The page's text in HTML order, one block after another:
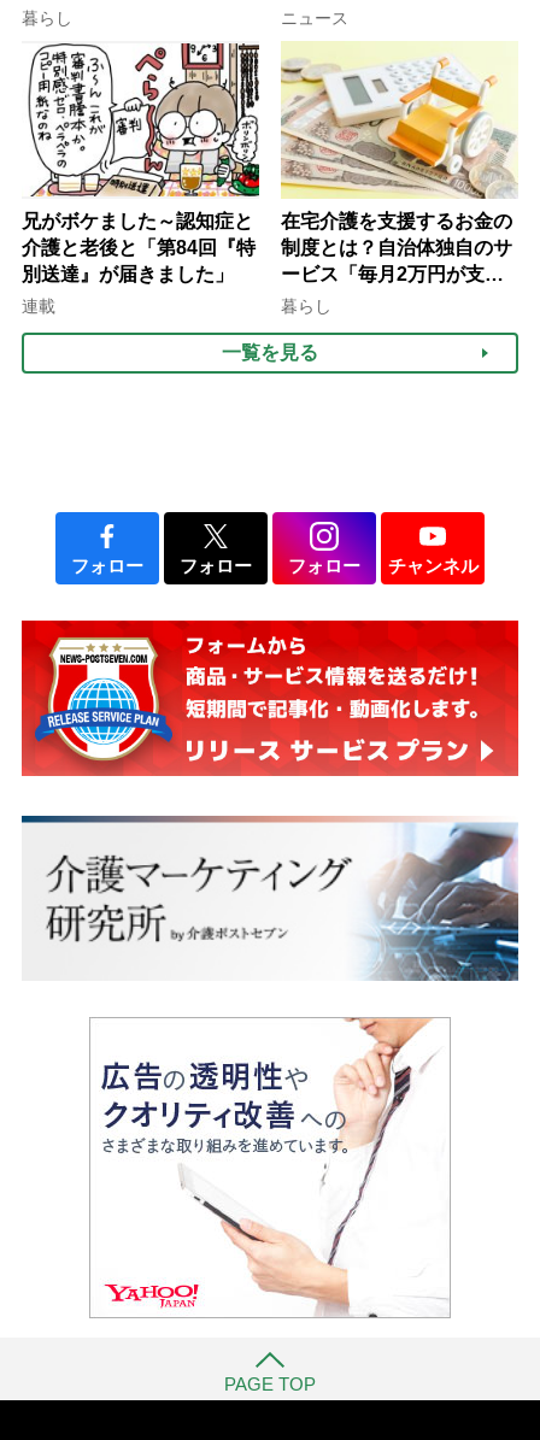
行語大賞にノミネート、法
律にも明記されたが果たし
て現在は？
暮らし
ぐ「揺れる一粒」の使い分
け方
ニュース
兄がボケました～認知症と
介護と老後と「第84回『特
別送達』が届きました」
連載
在宅介護を支援するお金の
制度とは？自治体独自のサ
ービス「毎月2万円が支給
される」ケースも【FP解
暮らし
一覧を見る
フォロー フォロー フォロー チャンネル
PAGE TOP